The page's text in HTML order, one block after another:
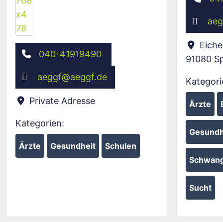
040-41919490
aeggf@aeggf.de
Private Adresse
Kategorien:
Ärzte Gesundheit Schulen
91080
Ärzte
Sucht